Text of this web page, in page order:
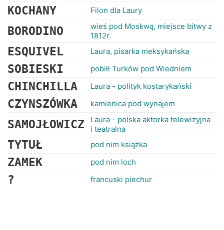
KOCHANY Filon dla Laury
BORODINO
wieś pod Moskwą, miejsce bitwy z
1812r.
ESQUIVEL Laura, pisarka meksykańska
SOBIESKI pobiłł Turków pod Wiedniem
CHINCHILLA Laura - polityk kostarykański
CZYNSZÓWKA kamienica pod wynajem
SAMOJŁOWICZ
Laura - polska aktorka telewizyjna
i teatralna
TYTUŁ pod nim książka
ZAMEK pod nim loch
? francuski piechur